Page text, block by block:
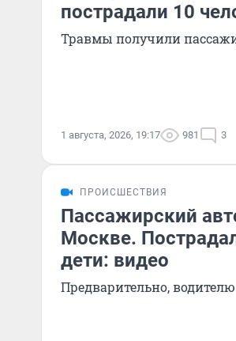
пострадали 10
Травмы получили
1 августа, 2026, 19:17 981 3
ПРОИСШЕСТВИЯ
Пассажирский
Москве.
дети: видео
Предварительно,